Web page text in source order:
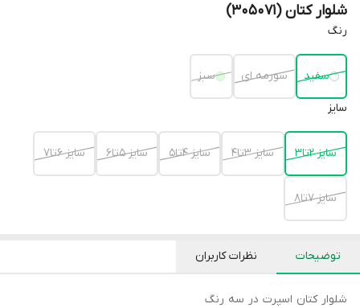
شلوار کتان (305071)
رنگ
سفید سورمه ای سبز
سایز
سایز 2تا3 سایز 3تا4 سایز 4تا5 سایز 5تا6 سایز 6تا7
سایز 7تا8
توضیحات نظرات کاربران
شلوار کتان اسپرت در سه رنگ